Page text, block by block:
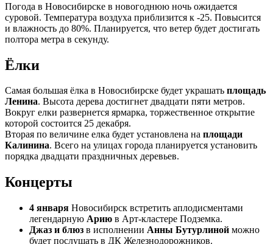
Погода в Новосибирске в новогоднюю ночь ожидается
суровой. Температура воздуха приблизится к -25. Повысится
и влажность до 80%. Планируется, что ветер будет достигать
полтора метра в секунду.
Ёлки
Самая большая ёлка в Новосибирске будет украшать площадь
Ленина. Высота дерева достигнет двадцати пяти метров.
Вокруг елки развернется ярмарка, торжественное открытие
которой состоится 25 декабря.
Вторая по величине елка будет установлена на площади
Калинина. Всего на улицах города планируется установить
порядка двадцати праздничных деревьев.
Концерты
4 января Новосибирск встретить аплодисментами
легендарную Арию в Арт-кластере Подземка.
Джаз и блюз в исполнении Анны Бутурлиной можно
будет послушать в ДК Железнодорожников.